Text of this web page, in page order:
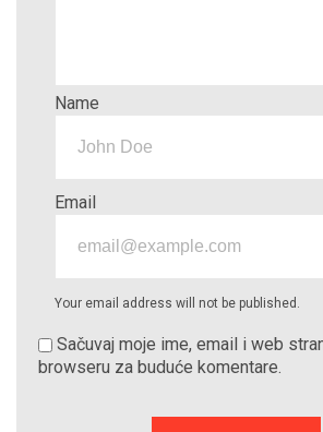
Name
Email
Your email address will not be published.
Sačuvaj moje ime, email i web
browseru za buduće komentare.